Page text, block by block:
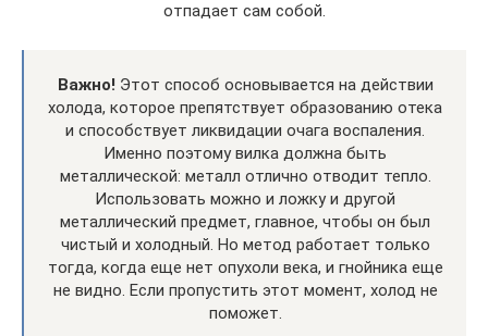
отпадает сам собой.
Важно! Этот способ основывается на действии
холода, которое препятствует образованию отека
и способствует ликвидации очага воспаления.
Именно поэтому вилка должна быть
металлической: металл отлично отводит тепло.
Использовать можно и ложку и другой
металлический предмет, главное, чтобы он был
чистый и холодный. Но метод работает только
тогда, когда еще нет опухоли века, и гнойника еще
не видно. Если пропустить этот момент, холод не
поможет.